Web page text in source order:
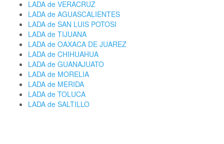
LADA de VERACRUZ
LADA de AGUASCALIENTES
LADA de SAN LUIS POTOSI
LADA de TIJUANA
LADA de OAXACA DE JUAREZ
LADA de CHIHUAHUA
LADA de GUANAJUATO
LADA de MORELIA
LADA de MERIDA
LADA de TOLUCA
LADA de SALTILLO